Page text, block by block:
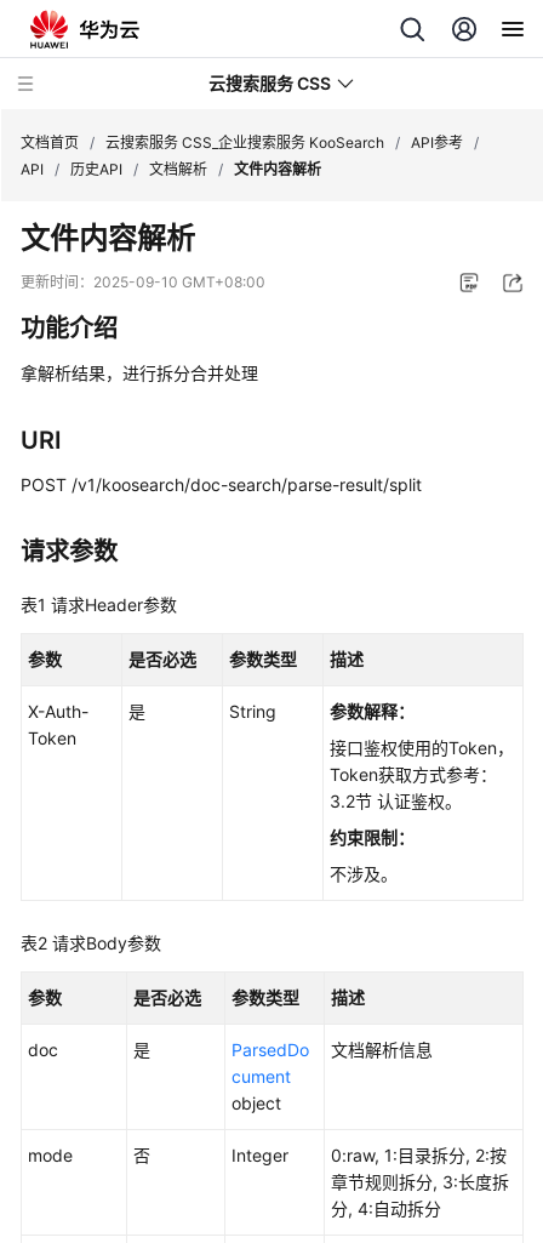
云搜索服务 CSS
产
介
绍
户
南
最
实
参
考
用
文档首页 / 云搜索服务 CSS_企业搜索服务 KooSearch / API参考 /
API / 历史API / 文档解析 / 文件内容解析
文件内容解析
更新时间： 2025-09-10 GMT+08:00
功能介绍
拿解析结果，进行拆分合并处理
URI
POST /v1/koosearch/doc-search/parse-result/split
请求参数
表1 请求Header参数
参数 是否必选 参数类型 描述
X-Auth-
Token
是 String
参数解释：
接口鉴权使用的Token，
Token获取方式参考：
3.2节 认证鉴权。
约束限制：
不涉及。
表2 请求Body参数
参数 是否必选 参数类型 描述
doc 是
ParsedDo
cument
object
文档解析信息
mode 否 Integer
0:raw, 1:目录拆分, 2:按
章节规则拆分, 3:长度拆
分, 4:自动拆分